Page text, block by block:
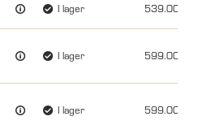
I lager 539.00
I lager 599.00
I lager 599.00